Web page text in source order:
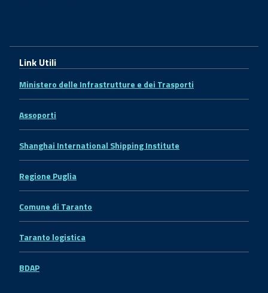
Link Utili
Ministero delle Infrastrutture e dei Trasporti
Assoporti
Shanghai International Shipping Institute
Regione Puglia
Comune di Taranto
Taranto logistica
BDAP